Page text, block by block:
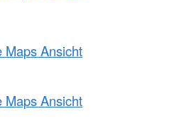
Maps Ansicht
Maps Ansicht